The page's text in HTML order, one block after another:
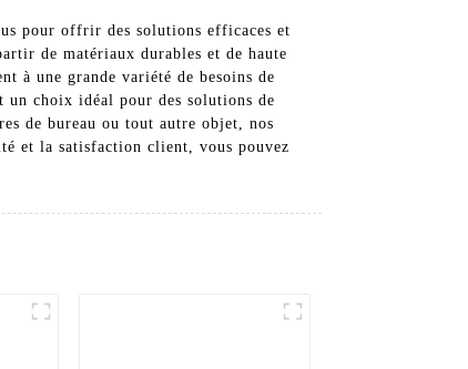
pour offrir des solutions efficaces et
de matériaux durables et de haute
à une grande variété de besoins de
un choix idéal pour des solutions de
de bureau ou tout autre objet, nos
et la satisfaction client, vous pouvez